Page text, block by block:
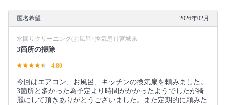
匿名希望 2026年02月
水回りクリーニング(お風呂×換気扇) | 宮城県
3箇所の掃除
4.80
今回はエアコン、お風呂、キッチンの換気扇を頼みました。
3箇所と多かった為予定より時間がかかったようでしたが綺
麗にして頂きありがとうございました。また定期的に頼みた